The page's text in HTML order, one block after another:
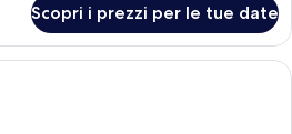
Scopri i prezzi per le tue date